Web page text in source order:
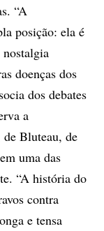
“A
posição: ela é
doenças dos
dos debates
a
de Bluteau, de
uma das
“A história do
contra
e tensa